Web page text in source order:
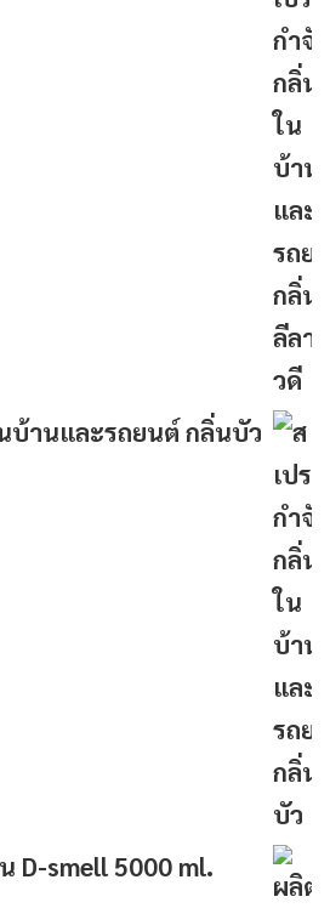
บ้านและรถยนต์ กลิ่นบัว
smell 5000 ml.